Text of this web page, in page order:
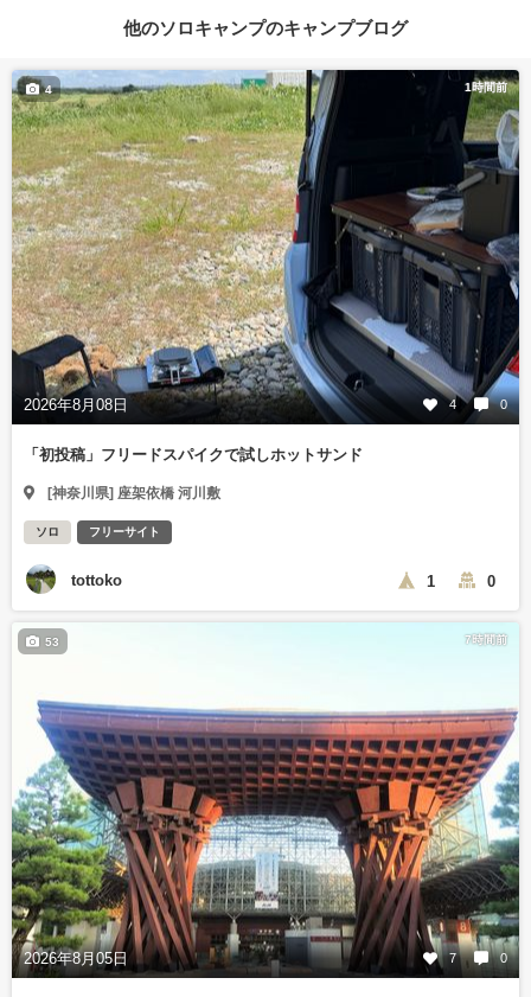
他のソロキャンプのキャンプブログ
1時間前
2026年8月08日 4 0
4
「初投稿」フリードスパイクで試しホットサンド
[神奈川県] 座架依橋 河川敷
ソロ フリーサイト
tottoko 1 0
7時間前
2026年8月05日 7 0
53